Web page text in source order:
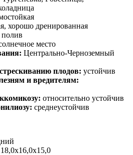
хорошо дренированная
место
Центрально-Черноземный
плодов: устойчив
и вредителям:
относительно устойчив
среднеустойчив
18,0х16,0х15,0